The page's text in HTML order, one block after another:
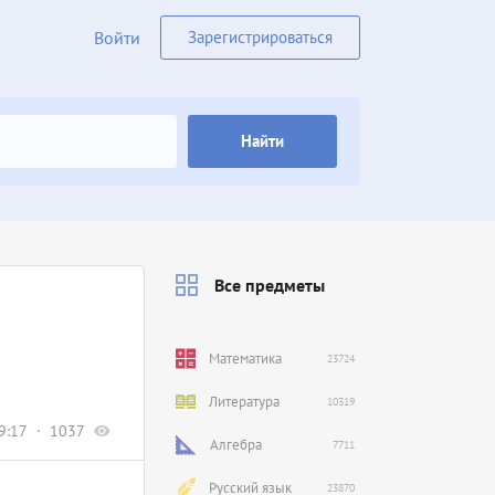
Войти Зарегистрироваться
Найти
1037
Все предметы
Математика 23724
Литература 10319
Алгебра 7711
Русский язык 23870